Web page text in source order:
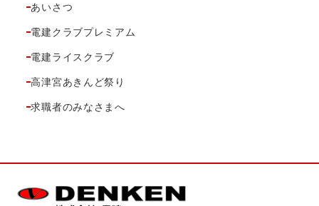
あいさつ
電建クラブプレミアム
電建ライスクラブ
高津宮あきんど祭り
求職者のみなさまへ